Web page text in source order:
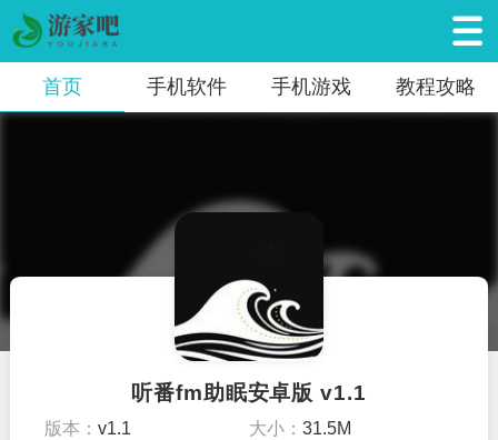
首页 手机软件 手机游戏 教程攻略
听番fm助眠安卓版 v1.1
版本：v1.1 大小： 31.5M